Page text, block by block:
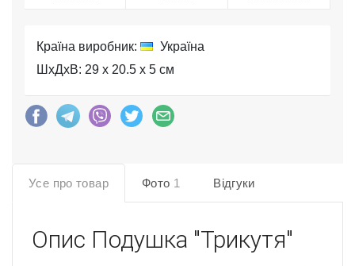
Країна виробник:
Україна
ШхДхВ: 29 x 20.5 x 5 см
Усе про товар Фото 1 Відгуки
Опис Подушка "Трикутя"